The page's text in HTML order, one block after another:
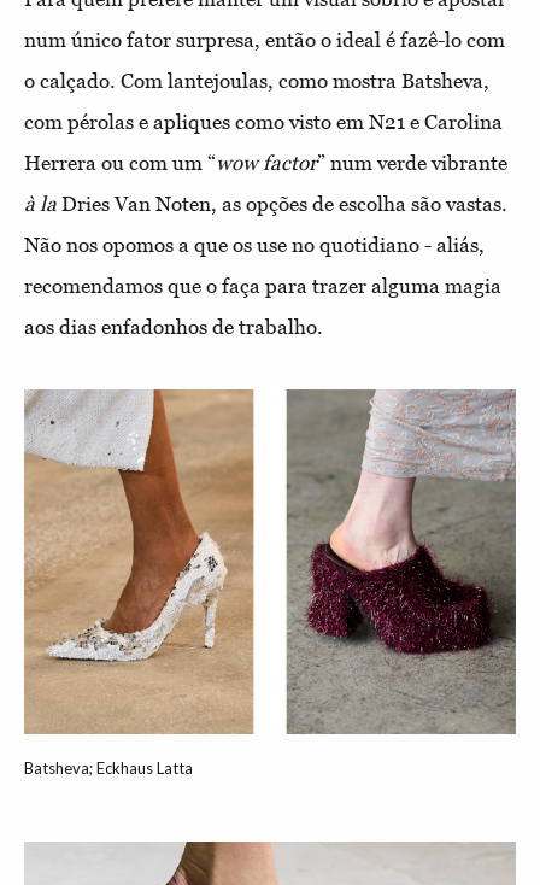
num único fator surpresa, então o ideal é fazê-lo com
o calçado. Com lantejoulas, como mostra Batsheva,
com pérolas e apliques como visto em N21 e Carolina
Herrera ou com um “wow factor” num verde vibrante
à la Dries Van Noten, as opções de escolha são vastas.
Não nos opomos a que os use no quotidiano - aliás,
recomendamos que o faça para trazer alguma magia
aos dias enfadonhos de trabalho.
Batsheva; Eckhaus Latta